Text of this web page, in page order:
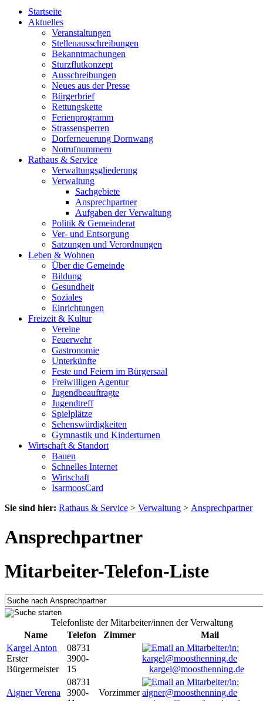
Startseite
Aktuelles
Veranstaltungen
Stellenausschreibungen
Bekanntmachungen
Sturzflutkonzept
Ausschreibungen
Neues aus der Presse
Bürgerbrief
Rettungskette
Ferienprogramm
Strassensperren
Dorferneuerung Dornwang
Notrufnummern
Rathaus & Service
Verwaltungsgliederung
Verwaltung
Sachgebiete
Ansprechpartner
Aufgaben der Verwaltung
Politik & Gemeinderat
Ver- und Entsorgung
Satzungen und Verordnungen
Leben & Wohnen
Über die Gemeinde
Bildung
Gesundheit
Soziales
Einrichtungen
Freizeit & Kultur
Vereine
Feuerwehr
Gastronomie
Unterkünfte
Feste und Feiern im Bürgersaal
Freiwilligen Agentur
Jugendbeauftragte
Jugendtreff
Spielplätze
Sehenswürdigkeiten
Gymnastik und Kinderturnen
Wirtschaft & Standort
Bauen
Schnelles Internet
Wirtschaft
IsarmoosCard
Sie sind hier: Rathaus & Service > Verwaltung > Ansprechpartner
Ansprechpartner
Mitarbeiter-Telefon-Liste
Telefonliste der Mitarbeiter/innen der Verwaltung
Name
Telefon Zimmer
Mail
Kargel Anton
Erster
Bürgermeister
08731
3900-
15
kargel@moosthenning.de
Aigner Verena
08731
3900-
Vorzimmer